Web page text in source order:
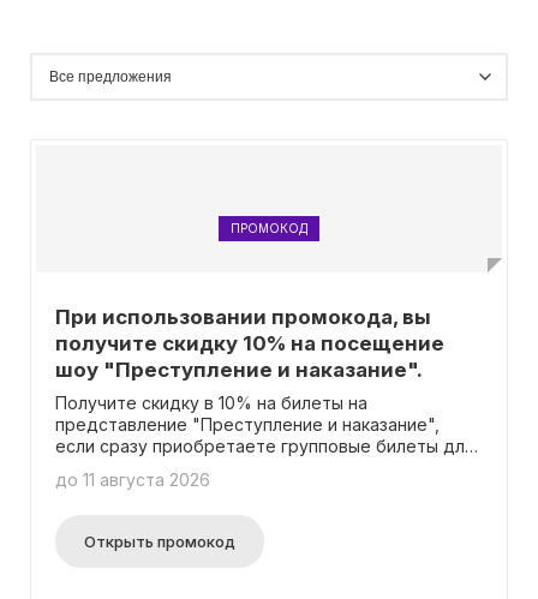
ПРОМОКОД
При использовании промокода, вы
получите скидку 10% на посещение
шоу "Преступление и наказание".
Получите скидку в 10% на билеты на
представление "Преступление и наказание",
если сразу приобретаете групповые билеты для
указать промокод. Пожалуйста, имейте в виду,
до 11 августа 2026
Открыть промокод